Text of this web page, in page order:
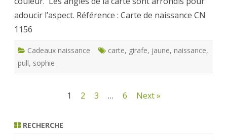
adoucir l’aspect. Référence : Carte de naissance CN
1156
Cadeaux naissance carte, girafe, jaune, naissance,
pull, sophie
publications
1 2 3 … 6 Next »
RECHERCHE